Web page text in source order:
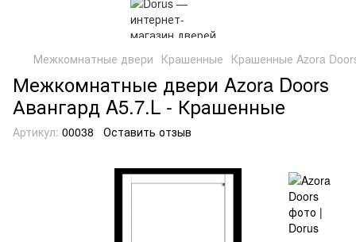
Межкомнатные двери Крашенные Крашенные Azora
Межкомнатные двери Azora Doors
Авангард A5.7.L - Крашенные
Артикул: 00038 Оставить отзыв